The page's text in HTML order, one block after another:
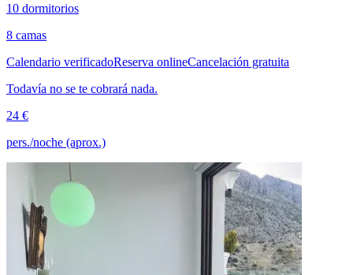
10 dormitorios
8 camas
Calendario verificadoReserva onlineCancelación gratuita
Todavía no se te cobrará nada.
24 €
pers./noche (aprox.)